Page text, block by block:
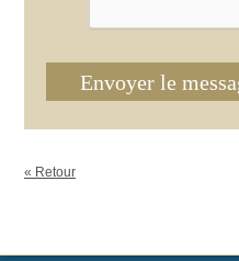
Envoyer le
« Retour